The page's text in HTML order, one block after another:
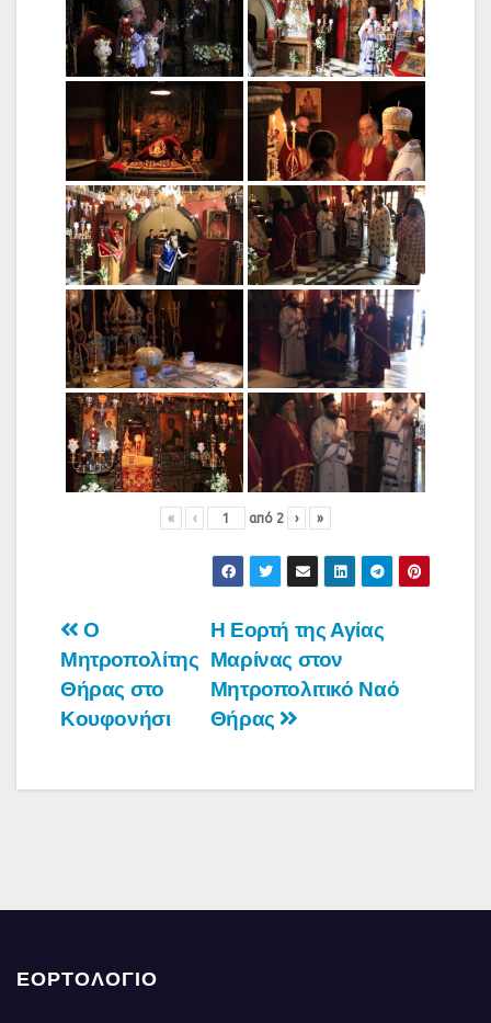
« ‹ από 2 › »
Πλοήγηση
άρθρων
Η Εορτή της Αγίας
Μαρίνας στον
Μητροπολιτικό Ναό
Θήρας
Ο
Μητροπολίτης
Θήρας στο
Κουφονήσι
ΕΟΡΤΟΛΟΓΙΟ